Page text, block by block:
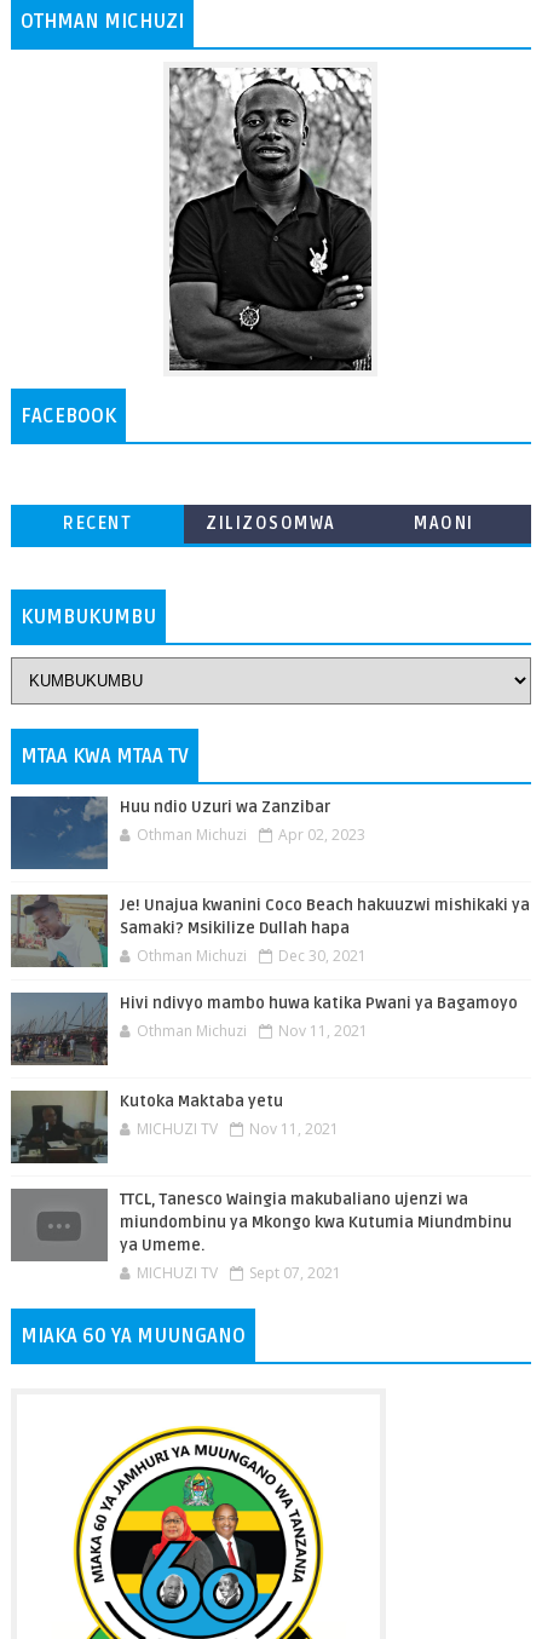
OTHMAN MICHUZI
FACEBOOK
RECENT
ZILIZOSOMWA
MAONI
KUMBUKUMBU
MTAA KWA MTAA TV
Huu ndio Uzuri wa Zanzibar
Othman Michuzi Apr 02, 2023
Je! Unajua kwanini Coco Beach hakuuzwi mishikaki ya
Samaki? Msikilize Dullah hapa
Othman Michuzi Dec 30, 2021
Hivi ndivyo mambo huwa katika Pwani ya Bagamoyo
Othman Michuzi Nov 11, 2021
Kutoka Maktaba yetu
MICHUZI TV Nov 11, 2021
TTCL, Tanesco Waingia makubaliano ujenzi wa
miundombinu ya Mkongo kwa Kutumia Miundmbinu
ya Umeme.
MICHUZI TV Sept 07, 2021
MIAKA 60 YA MUUNGANO